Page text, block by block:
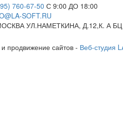
760-67-50 С 9:00 ДО 18:00
SOFT.RU
УЛ.НАМЕТКИНА, Д.12,К. А
продвижение сайтов - Веб-студия